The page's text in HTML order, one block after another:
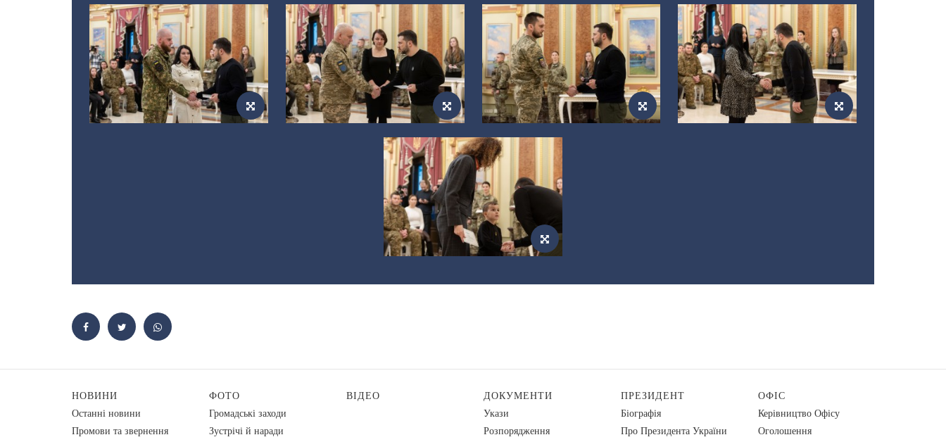
НОВИНИ
Останні новини
Промови та звернення
ФОТО
Громадські заходи
Зустрічі й наради
ВІДЕО
ДОКУМЕНТИ
Укази
Розпорядження
ПРЕЗИДЕНТ
Біографія
Про Президента України
ОФІС
Керівництво Офісу
Оголошення